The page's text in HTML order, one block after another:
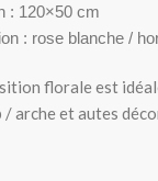
: 120×50 cm
: rose blanche /
florale est
/ arche et autes